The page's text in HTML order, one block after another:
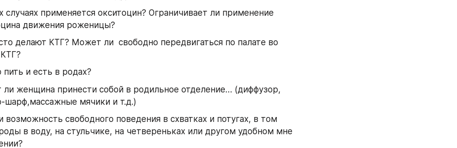
случаях применяется окситоцин? Ограничивает ли применение
движения роженицы?
делают КТГ? Может ли  свободно передвигаться по палате во
и есть в родах?
женщина принести собой в родильное отделение… (диффузор,
шарф,массажные мячики и т.д.)
возможность свободного поведения в схватках и потугах, в том
в воду, на стульчике, на четвереньках или другом удобном мне